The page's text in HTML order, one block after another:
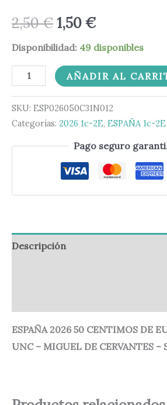
2,50€1,50€
Disponibilidad: 49 disponibles
AÑADIR AL
SKU: ESP026050C31N012
Categorías: 2026 1c-2E, ESPAÑA 1c-2E
Pago seguro
Descripción
ESPAÑA 2026 50 CENTIMOS DE
UNC – MIGUEL DE CERVANTES –